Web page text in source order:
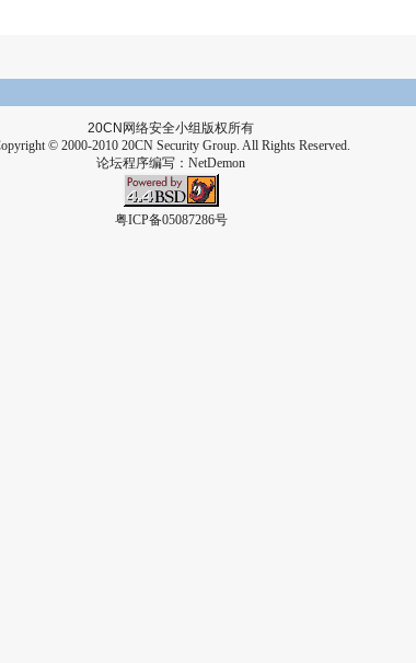
20CN 网络安全小组版权所有
© 2000-2010 20CN Security Group. All Rights Reserved.
论坛程序编写： NetDemon
粤ICP备05087286号